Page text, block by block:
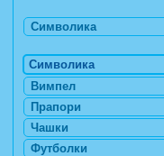
Символика
Символика
Вимпел
Прапори
Чашки
Футболки